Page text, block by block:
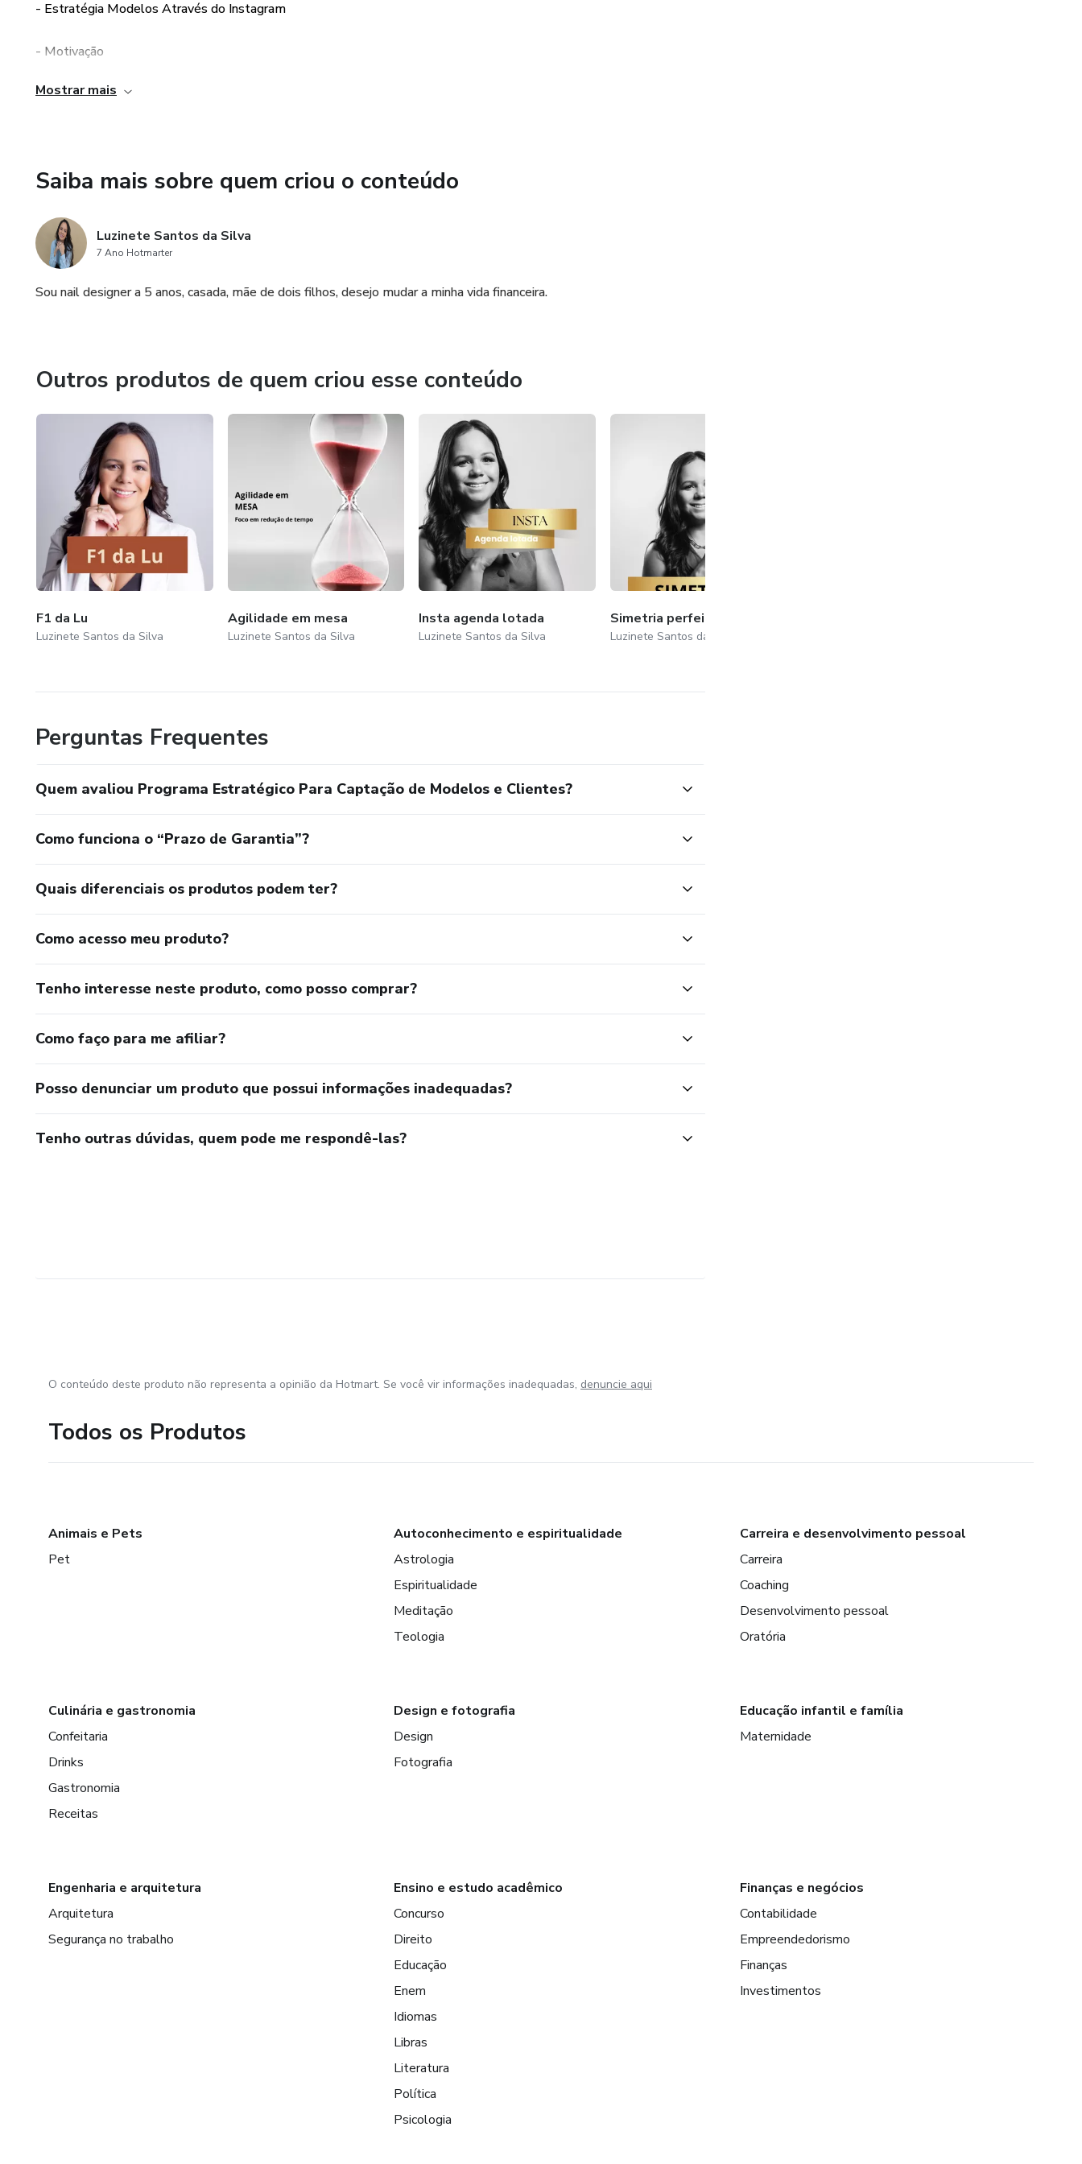
- Estratégia Modelos Através do Instagram
- Motivação
- Benefícios
- Parcerias
- Divulgação
- Marketing
- Participe da Comunidade
Mostrar mais
Saiba mais sobre quem criou o conteúdo
Luzinete Santos da Silva
7 Ano Hotmarter
Sou nail designer a 5 anos, casada, mãe de dois filhos, desejo mudar a minha vida financeira.
Outros produtos de quem criou esse conteúdo
F1 da Lu
Luzinete Santos da Silva
Agilidade em mesa
Luzinete Santos da Silva
Insta agenda lotada
Luzinete Santos da Silva
Simetria perfeita
Luzinete Santos da Silva
Perguntas Frequentes
Quem avaliou Programa Estratégico Para Captação de Modelos e Clientes?
Como funciona o “Prazo de Garantia”?
Quais diferenciais os produtos podem ter?
Como acesso meu produto?
Tenho interesse neste produto, como posso comprar?
Como faço para me afiliar?
Posso denunciar um produto que possui informações inadequadas?
Tenho outras dúvidas, quem pode me respondê-las?
O conteúdo deste produto não representa a opinião da Hotmart. Se você vir informações inadequadas, denuncie aqui
Todos os Produtos
Animais e Pets
Pet
Autoconhecimento e espiritualidade
Astrologia
Espiritualidade
Meditação
Teologia
Carreira e desenvolvimento pessoal
Carreira
Coaching
Desenvolvimento pessoal
Oratória
Culinária e gastronomia
Confeitaria
Drinks
Gastronomia
Receitas
Design e fotografia
Design
Fotografia
Educação infantil e família
Maternidade
Engenharia e arquitetura
Arquitetura
Segurança no trabalho
Ensino e estudo acadêmico
Concurso
Direito
Educação
Enem
Idiomas
Libras
Literatura
Política
Psicologia
Finanças e negócios
Contabilidade
Empreendedorismo
Finanças
Investimentos